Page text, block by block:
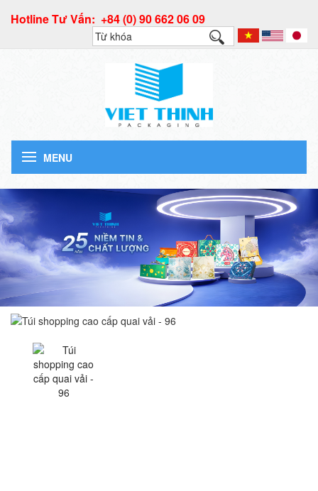
Hotline Tư Vấn: +84 (0) 90 662 06 09
MENU